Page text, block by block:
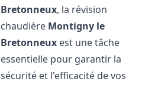
Bretonneux, la révision
chaudière Montigny le
Bretonneux est une tâche
essentielle pour garantir la
sécurité et l'efficacité de vos